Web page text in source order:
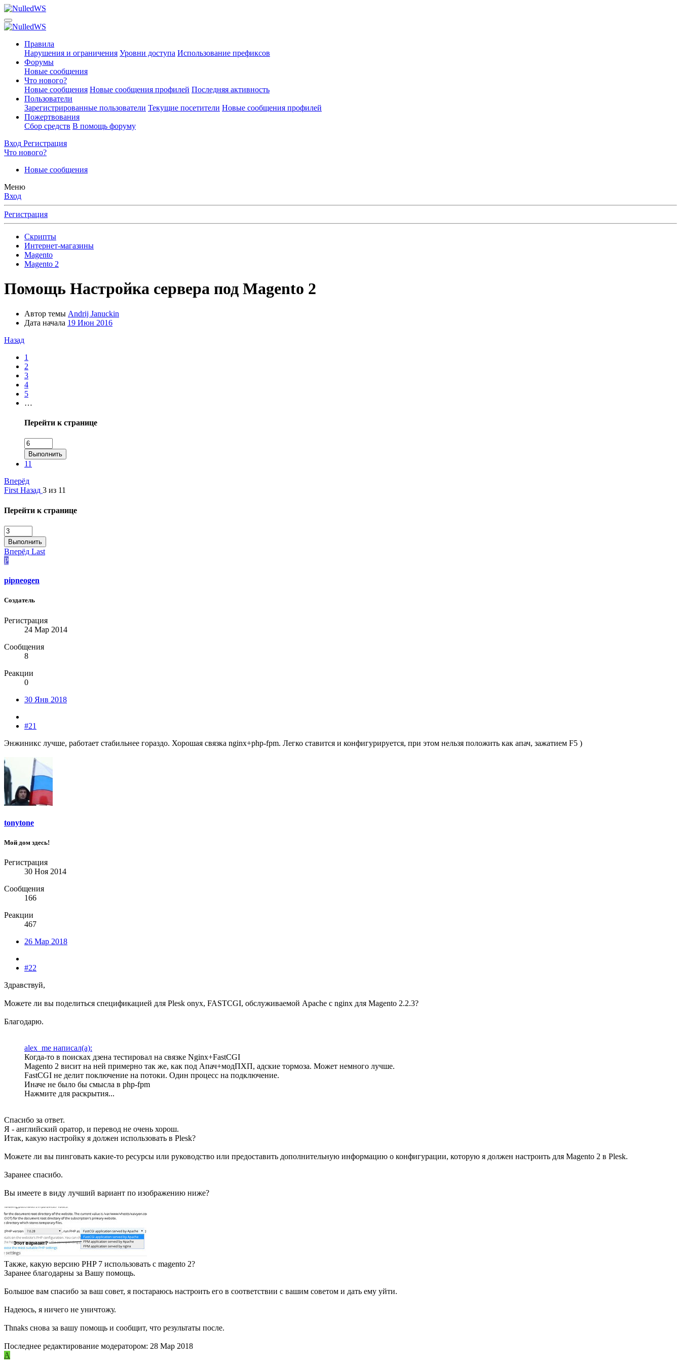
Правила
Нарушения и ограничения Уровни доступа Использование префиксов
Форумы
Новые сообщения
Что нового?
Новые сообщения Новые сообщения профилей Последняя активность
Пользователи
Зарегистрированные пользователи Текущие посетители Новые сообщения профилей
Пожертвования
Сбор средств В помощь форуму
Вход Регистрация
Что нового?
Новые сообщения
Меню
Вход
Регистрация
Скрипты
Интернет-магазины
Magento
Magento 2
Помощь Настройка сервера под Magento 2
Автор темы Andrij Januckin
Дата начала 19 Июн 2016
Назад
1
2
3
4
5
…
Перейти к странице
Выполнить
11
Вперёд
First Назад 3 из 11
Перейти к странице
Выполнить
Вперёд Last
P
pipneogen
Создатель
Регистрация
24 Мар 2014
Сообщения
8
Реакции
0
30 Янв 2018
#21
Энжиникс лучше, работает стабильнее гораздо. Хорошая связка nginx+php-fpm. Легко ставится и конфигурируется, при этом нельзя положить как апач, зажатием F5 )
tonytone
Мой дом здесь!
Регистрация
30 Ноя 2014
Сообщения
166
Реакции
467
26 Мар 2018
#22
Здравствуй,
Можете ли вы поделиться спецификацией для Plesk onyx, FASTCGI, обслуживаемой Apache с nginx для Magento 2.2.3?
Благодарю.
alex_me написал(а):
Когда-то в поисках дзена тестировал на связке Nginx+FastCGI
Magento 2 висит на ней примерно так же, как под Апач+модПХП, адские тормоза. Может немного лучше.
FastCGI не делит поключение на потоки. Один процесс на подключение.
Иначе не было бы смысла в php-fpm
Нажмите для раскрытия...
Спасибо за ответ.
Я - английский оратор, и перевод не очень хорош.
Итак, какую настройку я должен использовать в Plesk?
Можете ли вы пинговать какие-то ресурсы или руководство или предоставить дополнительную информацию о конфигурации, которую я должен настроить для Magento 2 в Plesk.
Заранее спасибо.
Вы имеете в виду лучший вариант по изображению ниже?
Также, какую версию PHP 7 использовать с magento 2?
Заранее благодарны за Вашу помощь.
Большое вам спасибо за ваш совет, я постараюсь настроить его в соответствии с вашим советом и дать ему уйти.
Надеюсь, я ничего не уничтожу.
Thnaks снова за вашу помощь и сообщит, что результаты после.
Последнее редактирование модератором: 28 Мар 2018
A